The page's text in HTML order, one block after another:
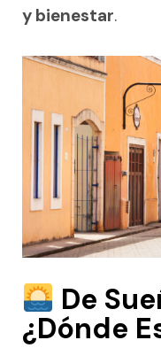
y bienestar.
De
¿Dónde